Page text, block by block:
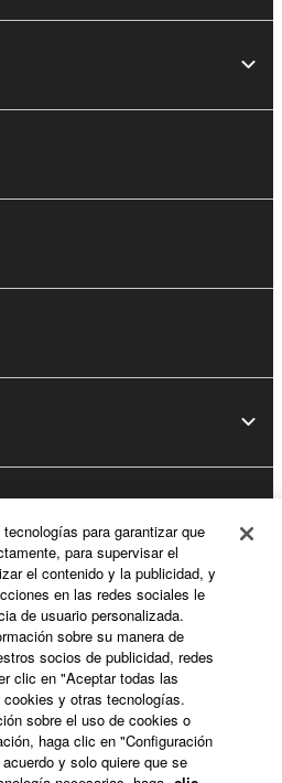
para garantizar que
para supervisar el
el contenido y la publicidad, y
en las redes sociales le
de usuario personalizada.
sobre su manera de
socios de publicidad, redes
clic en "Aceptar todas las
y otras tecnologías.
sobre el uso de cookies o
haga clic en "Configuración
y solo quiere que se